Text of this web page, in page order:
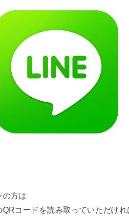
の方は
QRコードを読み取っていただけれ